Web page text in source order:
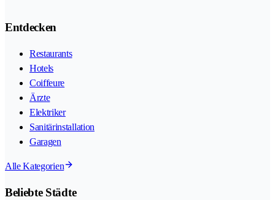
Entdecken
Restaurants
Hotels
Coiffeure
Ärzte
Elektriker
Sanitärinstallation
Garagen
Alle Kategorien
Beliebte Städte